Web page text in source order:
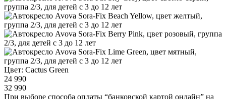
Цвет: Cactus Green
24 990
32 990
При выборе способа оплаты “банковской картой онлайн” на